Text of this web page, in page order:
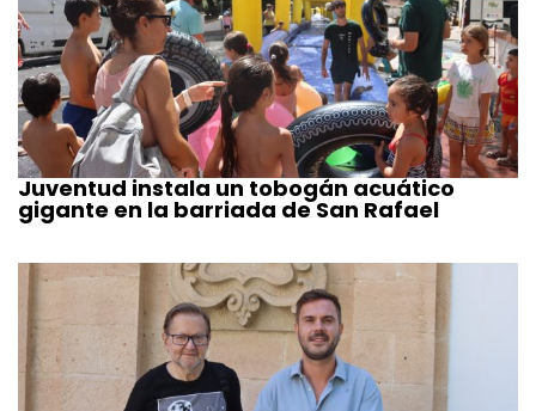
Juventud instala un tobogán acuático
gigante en la barriada de San Rafael